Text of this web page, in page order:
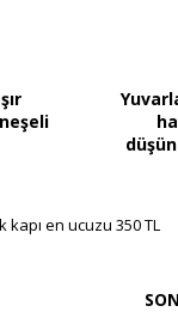
kapı en ucuzu 350 TL